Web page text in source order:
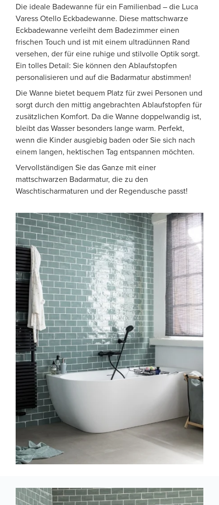
Die ideale Badewanne für ein Familienbad – die Luca
Varess Otello Eckbadewanne. Diese mattschwarze
Eckbadewanne verleiht dem Badezimmer einen
frischen Touch und ist mit einem ultradünnen Rand
versehen, der für eine ruhige und stilvolle Optik sorgt.
Ein tolles Detail: Sie können den Ablaufstopfen
personalisieren und auf die Badarmatur abstimmen!
Die Wanne bietet bequem Platz für zwei Personen und
sorgt durch den mittig angebrachten Ablaufstopfen für
zusätzlichen Komfort. Da die Wanne doppelwandig ist,
bleibt das Wasser besonders lange warm. Perfekt,
wenn die Kinder ausgiebig baden oder Sie sich nach
einem langen, hektischen Tag entspannen möchten.
Vervollständigen Sie das Ganze mit einer
mattschwarzen Badarmatur, die zu den
Waschtischarmaturen und der Regendusche passt!